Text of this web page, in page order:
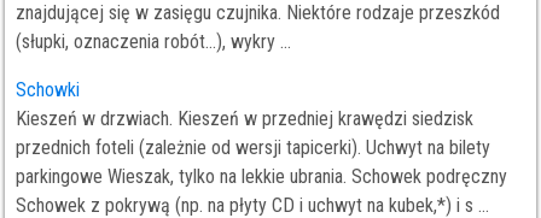
znajdującej się w zasięgu czujnika. Niektóre rodzaje przeszkód
(słupki, oznaczenia robót...), wykry ...
Schowki
Kieszeń w drzwiach. Kieszeń w przedniej krawędzi siedzisk
przednich foteli (zależnie od wersji tapicerki). Uchwyt na bilety
parkingowe Wieszak, tylko na lekkie ubrania. Schowek podręczny
Schowek z pokrywą (np. na płyty CD i uchwyt na kubek,*) i s ...